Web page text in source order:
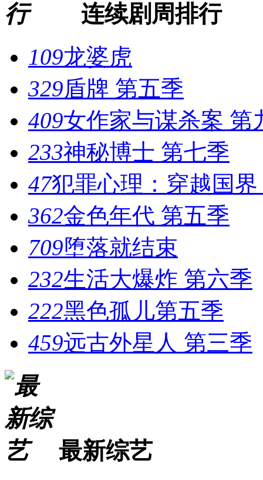
连续剧周排行
109龙婆虎
329盾牌 第五季
409女作家与谋杀案 第
233神秘博士 第七季
47犯罪心理：穿越国
362金色年代 第五季
709堕落就结束
232生活大爆炸 第六季
222黑色孤儿第五季
459远古外星人 第三季
最新综艺